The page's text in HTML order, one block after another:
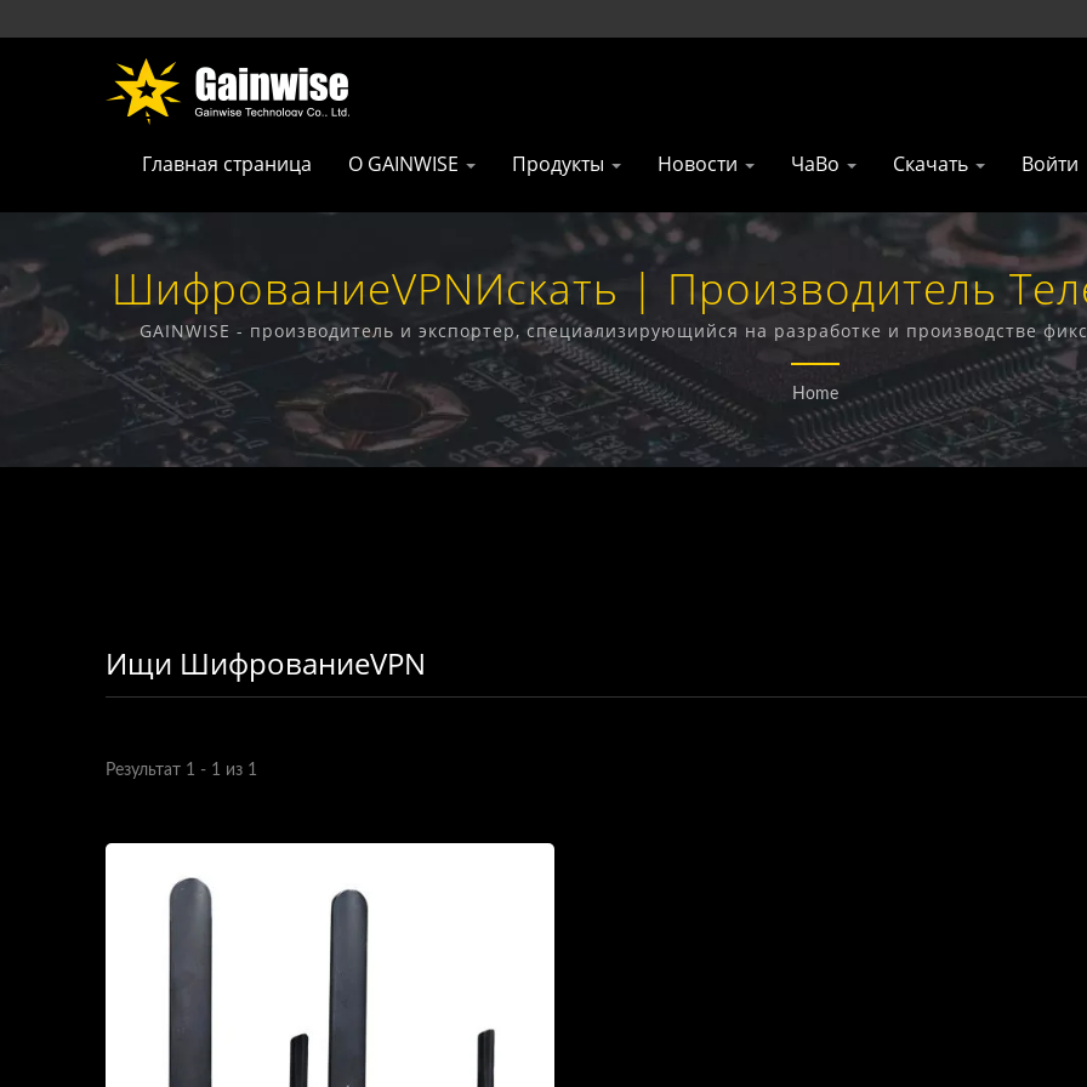
Главная страница О GAINWISE Продукты Новости ЧаВо Скачать Войти
ШифрованиеVPNИскать | Производитель
Продуктов Из Тайваня | Gainwise
GAINWISE - производитель и экспортер, специализирующийся на разработке и производстве
домофонов, 4G открывателей ворот и 4G дымовых
Home
Ищи ШифрованиеVPN
Результат 1 - 1 из 1